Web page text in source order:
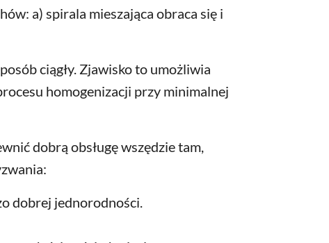
a) spirala mieszająca obraca się i
ciągły. Zjawisko to umożliwia
homogenizacji przy minimalnej
dobrą obsługę wszędzie tam,
dobrej jednorodności.